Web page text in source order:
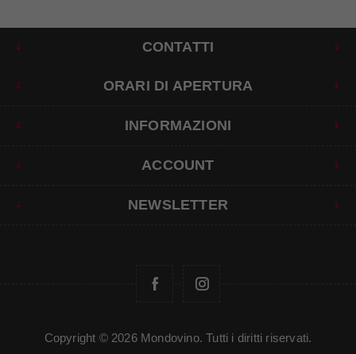
CONTATTI
ORARI DI APERTURA
INFORMAZIONI
ACCOUNT
NEWSLETTER
Copyright © 2026 Mondovino. Tutti i diritti riservati.